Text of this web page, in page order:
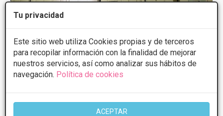
Tu privacidad
Este sitio web utiliza Cookies propias y de terceros
para recopilar información con la finalidad de mejorar
nuestros servicios, así como analizar sus hábitos de
navegación. Política de cookies
ACEPTAR
Ilahy
4.6 10 Opiniones
Avda. de la Ilustración, 1 - 46100,
Burjassot
VER MAPA